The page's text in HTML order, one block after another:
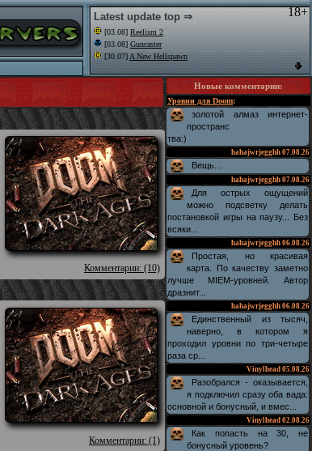
18+
Latest update top ⇒
[03.08] Reelism 2
[03.08] Guncaster
[30.07] A New Hellspawn
Комментарии: (10)
Комментарии: (1)
Новые комментарии:
Уровни для Doom:
золотой алмаз интернет-
пространс
тва:)
hahajwrjegghh 07.08.26
Вещь...
hahajwrjegghh 07.08.26
Для острых ощущений
можно подсветку делать
постановкой игры на паузу... Без
всяки...
hahajwrjegghh 06.08.26
Простая, но красивая
карта. По качеству заметно
лучше MIEM-уровней. Автор
дразнит...
hahajwrjegghh 06.08.26
Единственный из тысяч,
наверно, в котором я
проходил уровни по три-четыре
раза ср...
Vinylhead 05.08.26
Разобрался - оказывается,
я подключил сразу оба вада:
основной и бонусный, и вмес...
Vinylhead 02.08.26
Как попасть на 30, не
бонусный уровень?